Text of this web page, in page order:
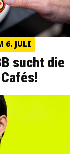
6. JULI
sucht die